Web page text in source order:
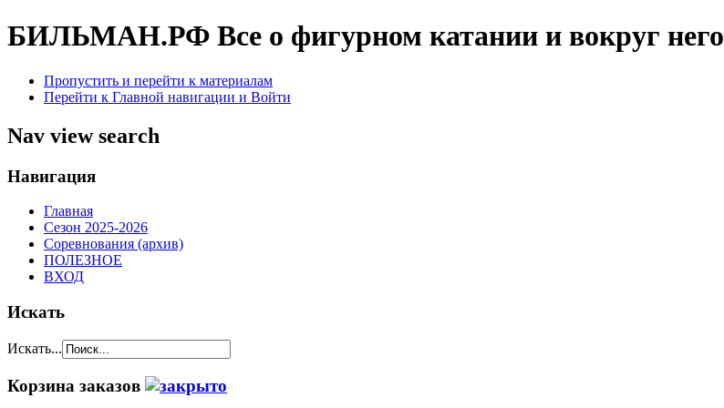
БИЛЬМАН.РФ Все о фигурном катании и вокруг него
Пропустить и перейти к материалам
Перейти к Главной навигации и Войти
Nav view search
Навигация
Главная
Сезон 2025-2026
Соревнования (архив)
ПОЛЕЗНОЕ
ВХОД
Искать
Искать...
Корзина заказов